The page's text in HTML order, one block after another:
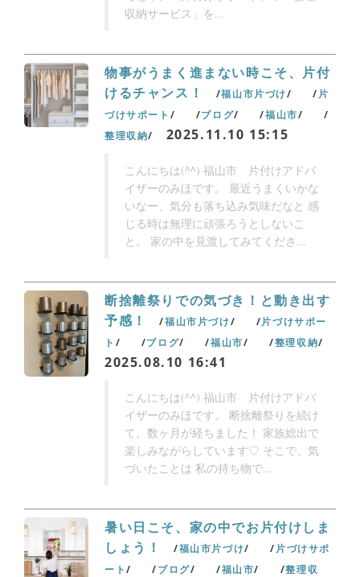
収納サービス」を...
物事がうまく進まない時こそ、片付
けるチャンス！
福山市片づけ
片
づけサポート
ブログ
福山市
整理収納
2025.11.10 15:15
こんにちは(^^) 福山市 片付けアドバ
イザーのみほです。 最近うまくいかな
いなー、気分も落ち込み気味だなと 感
じる時は無理に頑張ろうとしないこ
と。 家の中を見渡してみてくださ...
断捨離祭りでの気づき！と動き出す
予感！
福山市片づけ
片づけサポー
ト
ブログ 福山市 整理収納
2025.08.10 16:41
こんにちは(^^) 福山市 片付けアドバ
イザーのみほです。 断捨離祭りを続け
て、数ヶ月が経ちました！ 家族総出で
楽しみながらしています♡ そこで、気
づいたことは 私の持ち物で...
暑い日こそ、家の中でお片付けしま
しょう！
福山市片づけ
片づけサポ
ート
ブログ 福山市
整理収